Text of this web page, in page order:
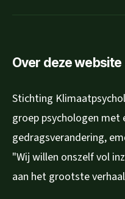
Over deze website
Stichting
groep psychologen met
gedragsverandering,
"Wij willen onszelf vol
aan het grootste